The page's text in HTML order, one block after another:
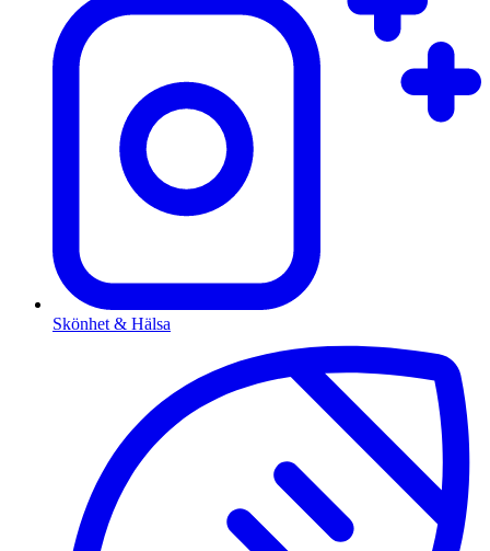
Skönhet & Hälsa